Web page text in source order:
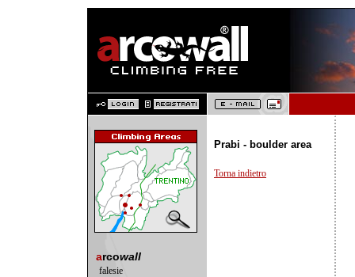
arcowall
falesie
Prabi - boulder area
Torna indietro